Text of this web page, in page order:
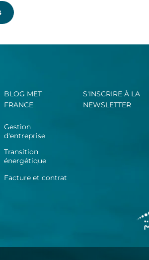
BLOG MET
FRANCE
Gestion
d'entreprise
Transition
énergétique
Facture et contrat
S'INSCRIRE À LA
NEWSLETTER